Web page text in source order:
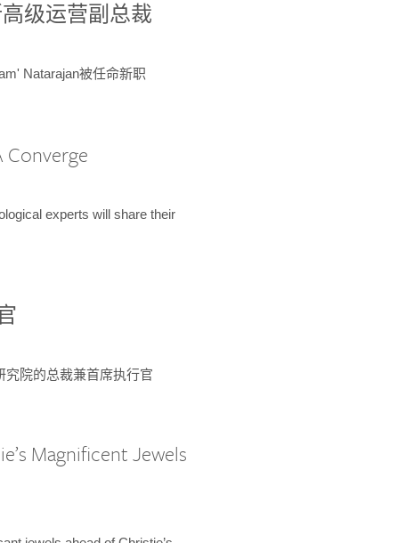
高级运营副总裁
Natarajan被任命新职
Converge
experts will share their
究院的总裁兼首席执行官
Magnificent Jewels